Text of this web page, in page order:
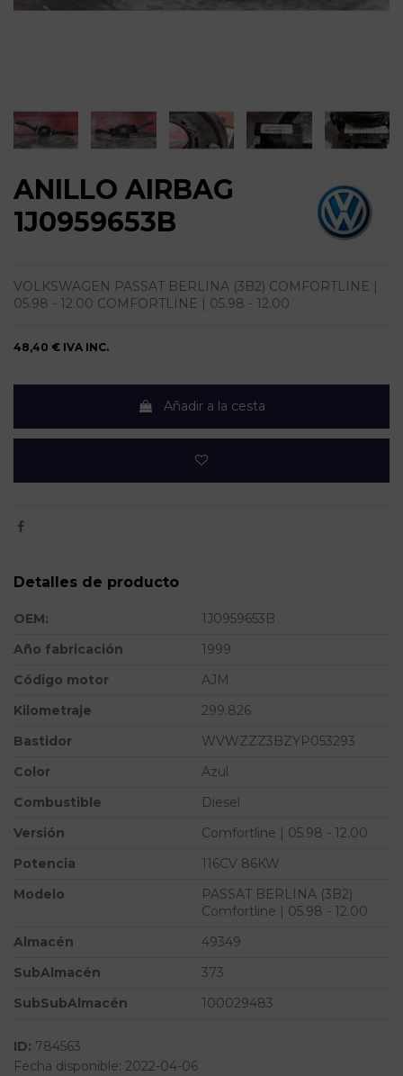
ANILLO AIRBAG
1J0959653B
VOLKSWAGEN PASSAT BERLINA (3B2) COMFORTLINE |
05.98 - 12.00 COMFORTLINE | 05.98 - 12.00
48,40 € IVA INC.
Añadir a la cesta
Detalles de producto
OEM:
1J0959653B
Año fabricación
1999
Código motor
AJM
Kilometraje
299.826
Bastidor
WVWZZZ3BZYP053293
Color
Azul
Combustible
Diesel
Versión
Comfortline | 05.98 - 12.00
Potencia
116CV 86KW
Modelo
PASSAT BERLINA (3B2)
Comfortline | 05.98 - 12.00
Almacén
49349
SubAlmacén
373
SubSubAlmacén
100029483
ID: 784563
Fecha disponible: 2022-04-06